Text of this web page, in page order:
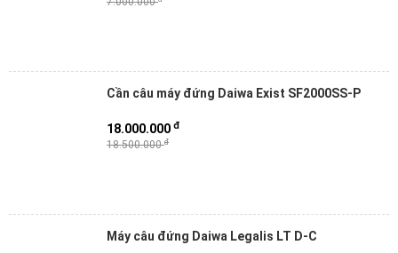
Cần câu máy đứng Daiwa Exist SF2000SS-P
18.500.000đ
18.000.000 đ
Máy câu đứng Daiwa Legalis LT D-C